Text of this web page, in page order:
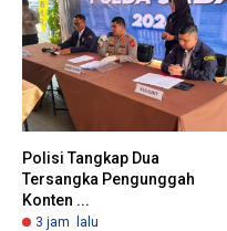
Polisi Tangkap Dua
Tersangka Pengunggah
Konten ...
3 jam lalu